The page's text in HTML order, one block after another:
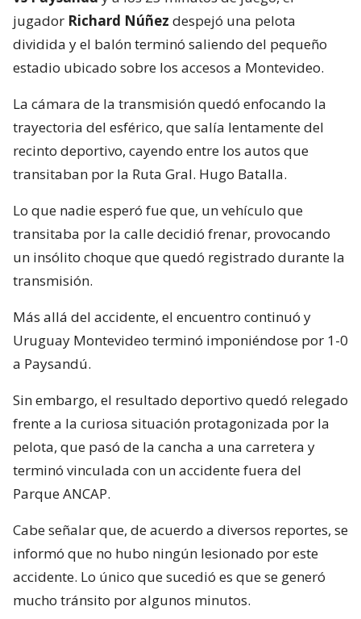
jugador Richard Núñez despejó una pelota
dividida y el balón terminó saliendo del pequeño
estadio ubicado sobre los accesos a Montevideo.
La cámara de la transmisión quedó enfocando la
trayectoria del esférico, que salía lentamente del
recinto deportivo, cayendo entre los autos que
transitaban por la Ruta Gral. Hugo Batalla.
Lo que nadie esperó fue que, un vehículo que
transitaba por la calle decidió frenar, provocando
un insólito choque que quedó registrado durante la
transmisión.
Más allá del accidente, el encuentro continuó y
Uruguay Montevideo terminó imponiéndose por 1-0
a Paysandú.
Sin embargo, el resultado deportivo quedó relegado
frente a la curiosa situación protagonizada por la
pelota, que pasó de la cancha a una carretera y
terminó vinculada con un accidente fuera del
Parque ANCAP.
Cabe señalar que, de acuerdo a diversos reportes, se
informó que no hubo ningún lesionado por este
accidente. Lo único que sucedió es que se generó
mucho tránsito por algunos minutos.